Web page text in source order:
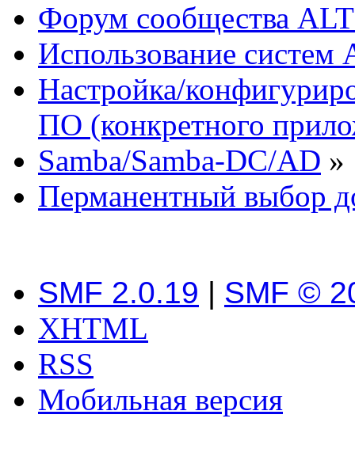
Форум сообщества
Использование систем
Настройка/
ПО (конкретного
Samba/Samba-DC/AD »
Перманентный выбор
SMF 2.0.19 | SMF ©
XHTML
RSS
Мобильная версия